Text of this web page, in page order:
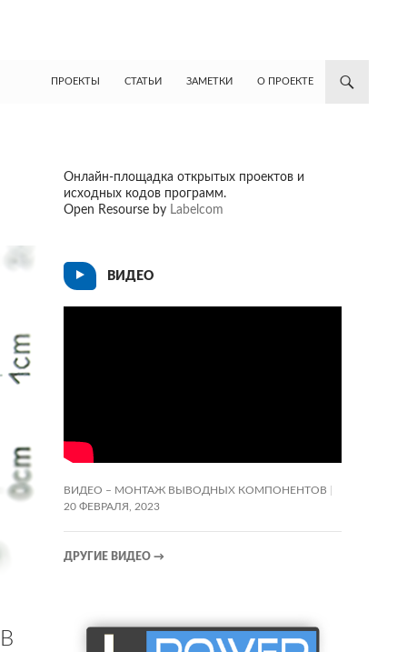
ПРОЕКТЫ
СТАТЬИ ЗАМЕТКИ О ПРОЕКТЕ
Онлайн-площадка открытых проектов и
исходных кодов программ.
Open Resourse by Labelcom
ВИДЕО
ВИДЕО – МОНТАЖ ВЫВОДНЫХ КОМПОНЕНТОВ
20 ФЕВРАЛЯ, 2023
ДРУГИЕ ВИДЕО →